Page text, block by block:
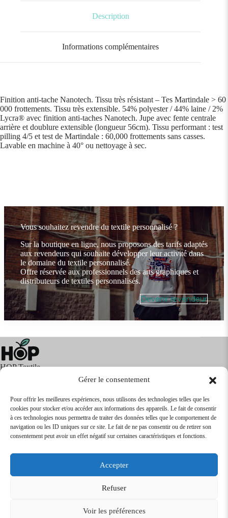
Gérer le consentement
Pour offrir les meilleures expériences, nous utilisons des technologies telles que les
cookies pour stocker et/ou accéder aux informations des appareils. Le fait de consentir
à ces technologies nous permettra de traiter des données telles que le comportement de
navigation ou les ID uniques sur ce site. Le fait de ne pas consentir ou de retirer son
consentement peut avoir un effet négatif sur certaines caractéristiques et fonctions.
Accepter
Refuser
Voir les préférences
Description
Informations complémentaires
Finition anti-tache Nanotech. Tissu très résistant – Tes Martindale > 60
000 frottements. Tissu très extensible. 54% polyester / 44% laine / 2%
Lycra® avec finition anti-taches Nanotech. Jupe avec fente centrale
arrière et doublure extensible (longueur 56cm). Tissu performant : test
pilling 4/5 et test de Martindale : 60,000 frottements sans casses.
Lavable en machine à 40° ou nettoyage à sec.
Vous souhaitez revendre du textile personnalisé ?
Sur la boutique en ligne, nous proposons des tarifs adaptés
aux revendeurs qui souhaite développer leur activité dans
le domaine du textile personnalisé.
Offre réservée aux professionnels des arts graphiques et
distributeurs de textiles personnalisés.
Devenir revendeur
HOP Textile
Textile Articles Publicitaires
Infos
Boutique en ligne
Express 24H
Tarifs Revendeurs